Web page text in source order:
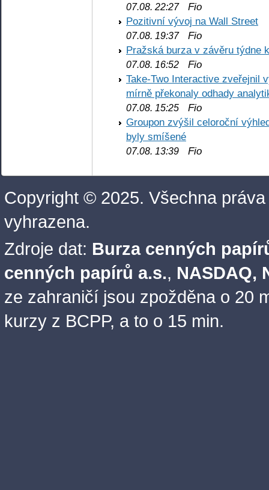
07.08. 22:27Fio
Pozitivní vývoj na Wall Street
07.08. 19:37Fio
Pražská burza v závěru týdne
07.08. 16:52 Fio
Take-Two Interactive zveřejnil
mírně překonaly odhady
07.08. 15:25 Fio
Groupon zvýšil celoroční
byly smíšené
07.08. 13:39 Fio
Copyright © 2025. Všechna práva
vyhrazena.
Zdroje dat: Burza cenných
cenných papírů a.s., NASDAQ,
ze zahraničí jsou zpožděna o 20
kurzy z BCPP, a to o 15 min.